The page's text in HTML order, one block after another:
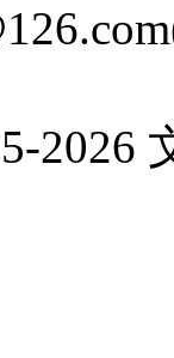
2026